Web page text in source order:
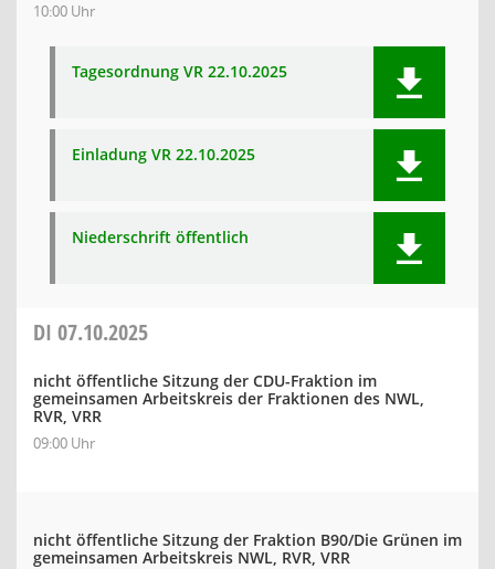
10:00 Uhr
Tagesordnung VR 22.10.2025
Einladung VR 22.10.2025
Niederschrift öffentlich
DI 07.10.2025
nicht öffentliche Sitzung der CDU-Fraktion im
gemeinsamen Arbeitskreis der Fraktionen des NWL,
RVR, VRR
09:00 Uhr
nicht öffentliche Sitzung der Fraktion B90/Die Grünen im
gemeinsamen Arbeitskreis NWL, RVR, VRR